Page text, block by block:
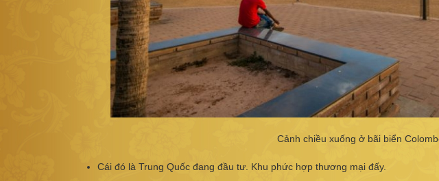
Cảnh chiều xuống ở bãi biển
Cái đó là Trung Quốc đang đầu tư. Khu phức hợp thương mại đấy.